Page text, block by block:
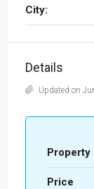
City:
Details
Updated on
Property
Price